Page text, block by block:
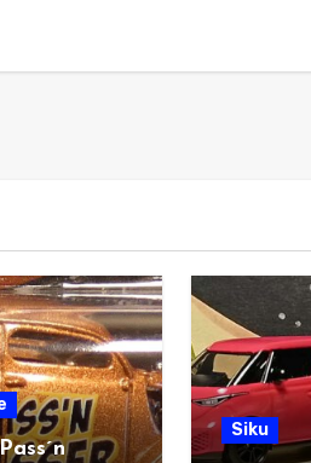
Siku